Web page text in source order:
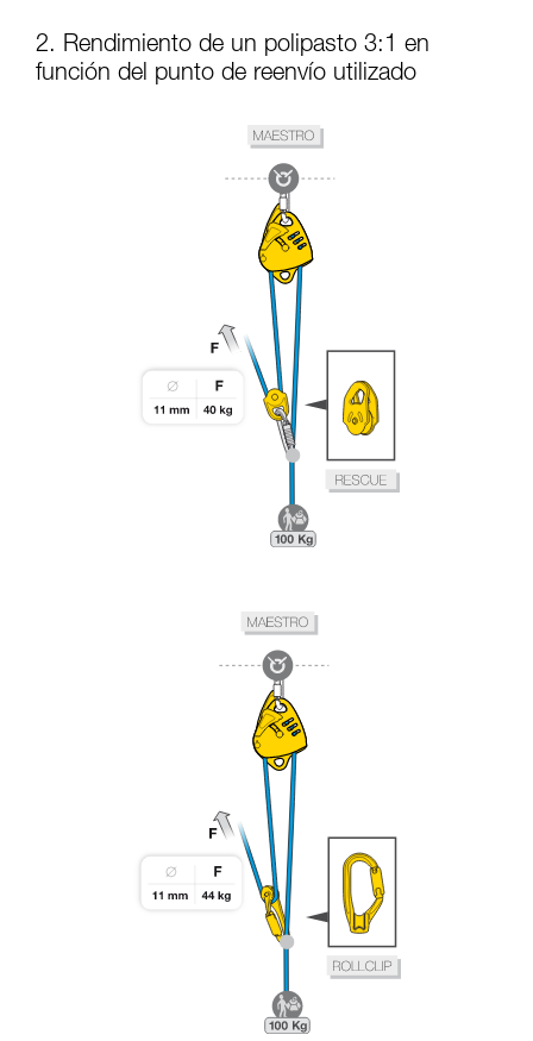
2. Rendimiento de un polipasto 3:1 en
función del punto de reenvío utilizado